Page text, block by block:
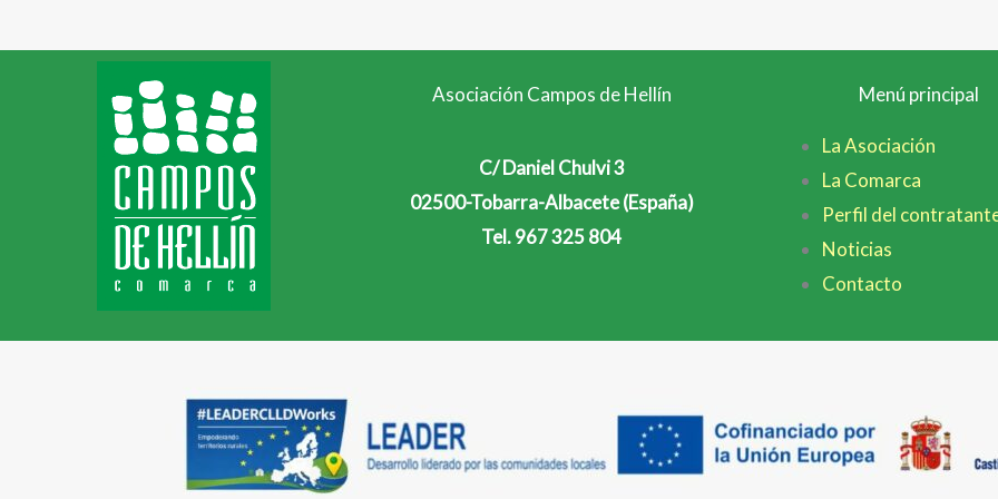
Asociación Campos de Hellín
C/ Daniel Chulvi 3
02500-Tobarra-Albacete (España)
Tel. 967 325 804
Menú principal
La Asociación
La Comarca
Perfil del
Noticias
Contacto